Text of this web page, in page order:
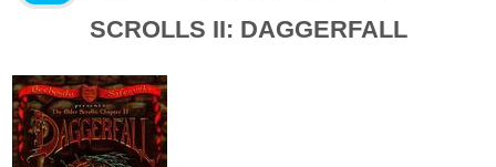
SCROLLS II: DAGGERFALL